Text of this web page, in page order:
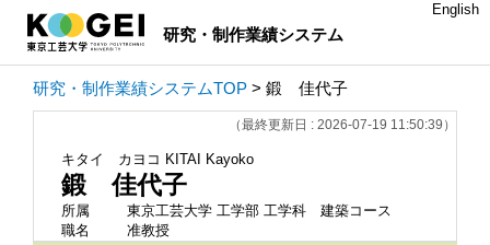
研究・制作業績システム
English
研究・制作業績システムTOP > 鍛 佳代子
（最終更新日 : 2026-07-19 11:50:39）
キタイ カヨコ KITAI Kayoko
鍛 佳代子
所属
東京工芸大学 工学部 工学科 建築コース
職名
准教授